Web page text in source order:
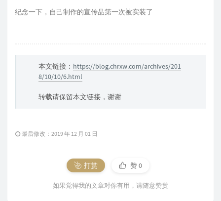
纪念一下，自己制作的宣传品第一次被实装了
本文链接： https://blog.chrxw.com/archives/201
8/10/10/6.html
转载请保留本文链接，谢谢
最后修改：2019 年 12 月 01 日
打赏 赞0
如果觉得我的文章对你有用，请随意赞赏